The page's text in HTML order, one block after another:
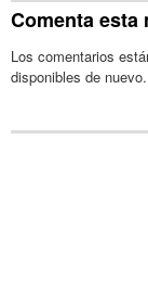
Comenta esta
Los comentarios
disponibles de nuevo.